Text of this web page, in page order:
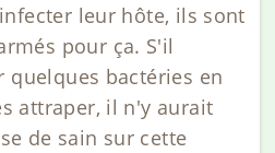
leur hôte, ils sont
pour ça. S'il
quelques bactéries en
attraper, il n'y aurait
de sain sur cette